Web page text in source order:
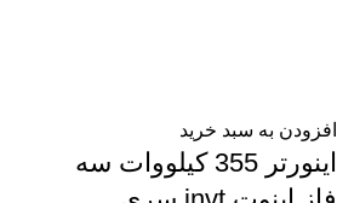
افزودن به سبد خرید
اينورتر 355 کیلووات سه